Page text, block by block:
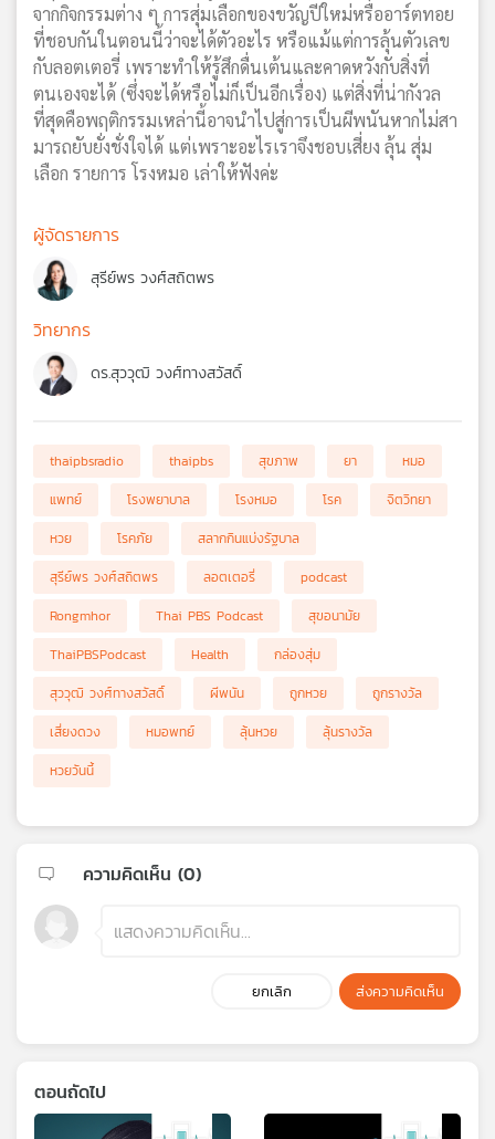
จากกิจกรรมต่าง ๆ การสุ่มเลือกของขวัญปีใหม่หรืออาร์ตทอย
ที่ชอบกันในตอนนี้ว่าจะได้ตัวอะไร หรือแม้แต่การลุ้นตัวเลข
กับลอตเตอรี่ เพราะทำให้รู้สึกดื่นเต้นและคาดหวังกับสิ่งที่
ตนเองจะได้ (ซึ่งจะได้หรือไม่ก็เป็นอีกเรื่อง) แต่สิ่งที่น่ากังวล
ที่สุดคือพฤติกรรมเหล่านี้อาจนำไปสู่การเป็นผีพนันหากไม่สา
มารถยับยั่งชั่งใจได้ แต่เพราะอะไรเราจึงชอบเสี่ยง ลุ้น สุ่ม
เลือก รายการ โรงหมอ เล่าให้ฟังค่ะ
ผู้จัดรายการ
สุรีย์พร วงศ์สถิตพร
วิทยากร
ดร.สุววุฒิ วงศ์ทางสวัสดิ์
thaipbsradio thaipbs สุขภาพ ยา
หมอ
แพทย์
โรงพยาบาล โรงหมอ โรค
จิตวิทยา
หวย
โรคภัย
สลากกินแบ่งรัฐบาล
สุรีย์พร วงศ์สถิตพร
ลอตเตอรี่
podcast
Rongmhor
Thai PBS Podcast
สุขอนามัย
ThaiPBSPodcast
Health
กล่องสุ่ม
สุววุฒิ วงศ์ทางสวัสดิ์
ผีพนัน ถูกหวย
ถูกรางวัล
เสี่ยงดวง
หมอพทย์ ลุ้นหวย
ลุ้นรางวัล
หวยวันนี้
ความคิดเห็น (0)
ยกเลิก ส่งความคิดเห็น
ตอนถัดไป